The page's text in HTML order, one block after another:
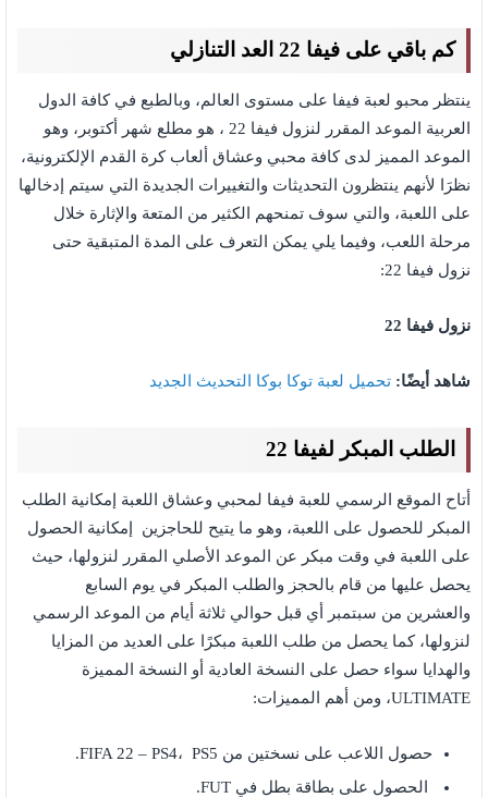
كم باقي على فيفا 22 العد التنازلي
ينتظر محبو لعبة فيفا على مستوى العالم، وبالطبع في كافة الدول
العربية الموعد المقرر لنزول فيفا 22 ، هو مطلع شهر أكتوبر، وهو
الموعد المميز لدى كافة محبي وعشاق ألعاب كرة القدم الإلكترونية،
نظرَا لأنهم ينتظرون التحديثات والتغييرات الجديدة التي سيتم إدخالها
على اللعبة، والتي سوف تمنحهم الكثير من المتعة والإثارة خلال
مرحلة اللعب، وفيما يلي يمكن التعرف على المدة المتبقية حتى
نزول فيفا 22:
نزول فيفا 22
شاهد أيضًا: تحميل لعبة توكا بوكا التحديث الجديد
الطلب المبكر لفيفا 22
أتاح الموقع الرسمي للعبة فيفا لمحبي وعشاق اللعبة إمكانية الطلب
المبكر للحصول على اللعبة، وهو ما يتيح للحاجزين إمكانية الحصول
على اللعبة في وقت مبكر عن الموعد الأصلي المقرر لنزولها، حيث
يحصل عليها من قام بالحجز والطلب المبكر في يوم السابع
والعشرين من سبتمبر أي قبل حوالي ثلاثة أيام من الموعد الرسمي
لنزولها، كما يحصل من طلب اللعبة مبكرًا على العديد من المزايا
والهدايا سواء حصل على النسخة العادية أو النسخة المميزة
ULTIMATE، ومن أهم المميزات:
حصول اللاعب على نسختين من FIFA 22 – PS4، PS5.
الحصول على بطاقة بطل في FUT.